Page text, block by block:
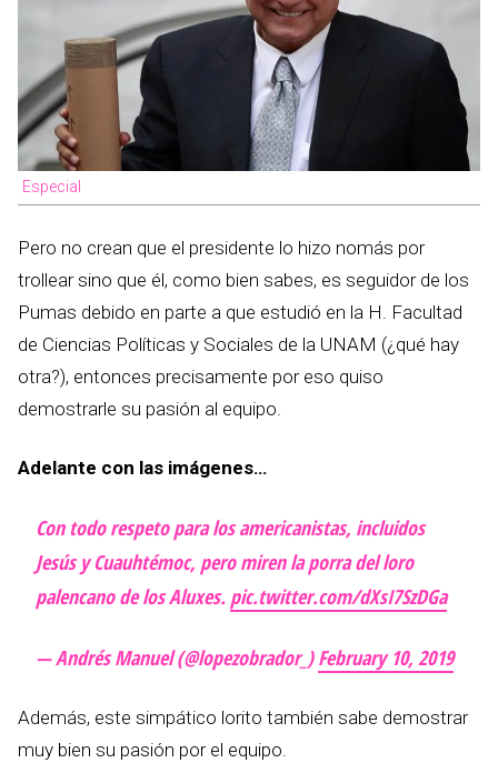
Especial
Pero no crean que el presidente lo hizo nomás por
trollear sino que él, como bien sabes, es seguidor de los
Pumas debido en parte a que estudió en la H. Facultad
de Ciencias Políticas y Sociales de la UNAM (¿qué hay
otra?), entonces precisamente por eso quiso
demostrarle su pasión al equipo.
Adelante con las imágenes…
Con todo respeto para los americanistas, incluidos
Jesús y Cuauhtémoc, pero miren la porra del loro
palencano de los Aluxes. pic.twitter.com/dXsI7SzDGa
— Andrés Manuel (@lopezobrador_)February 10, 2019
Además, este simpático lorito también sabe demostrar
muy bien su pasión por el equipo.